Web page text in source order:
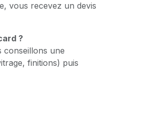
vous recevez un devis
?
conseillons une
finitions) puis